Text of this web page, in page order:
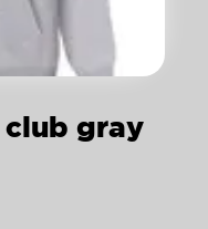
gray